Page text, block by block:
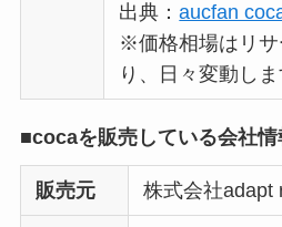
出典：aucfan
※価格相場はリサ
り、日々変動しま
■cocaを販売している会社情
販売元 株式会社adapt